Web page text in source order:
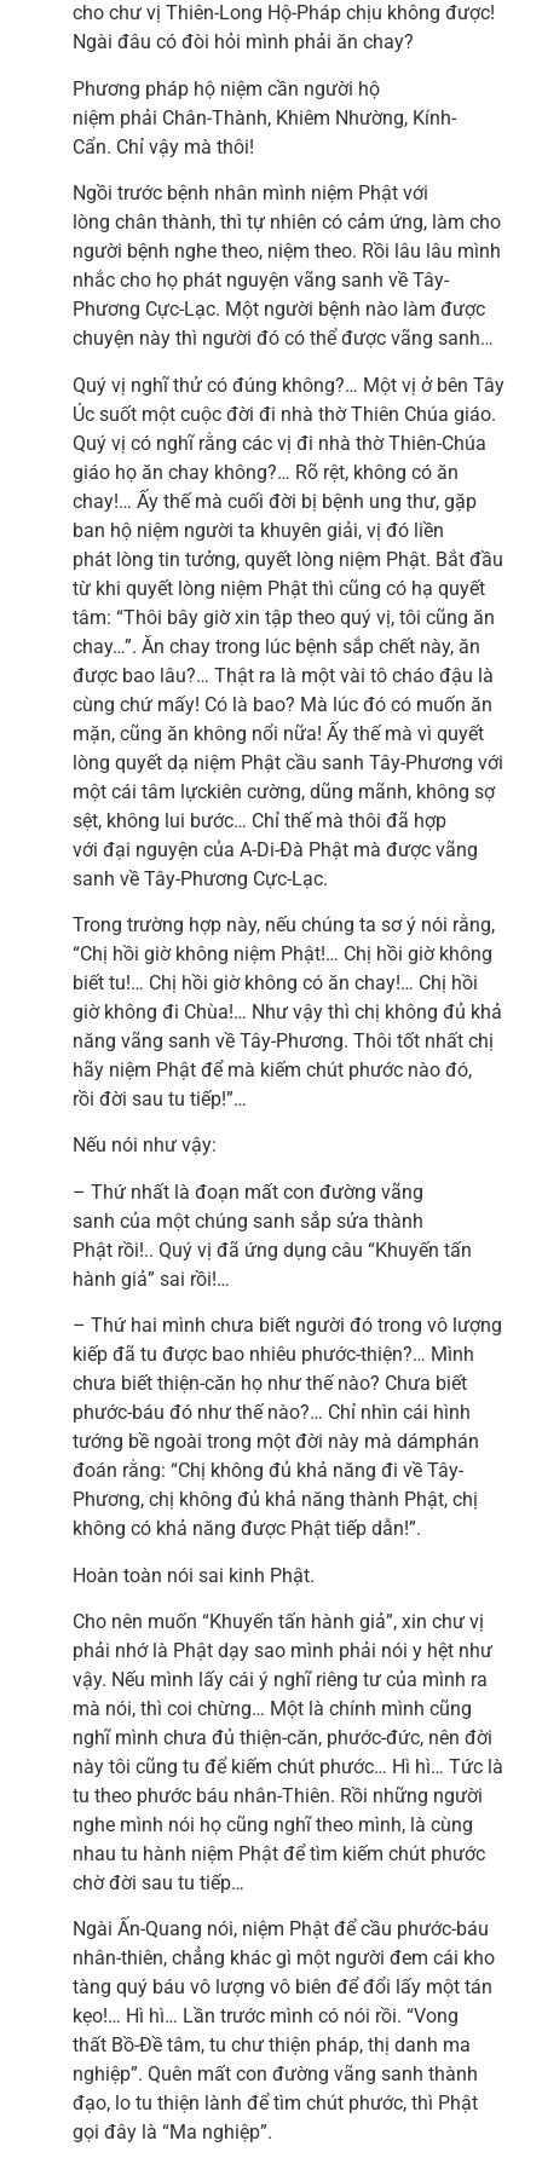
cho chư vị Thiên-Long Hộ-Pháp chịu không được!
Ngài đâu có đòi hỏi mình phải ăn chay?
Phương pháp hộ niệm cần người hộ
niệm phải Chân-Thành, Khiêm Nhường, Kính-
Cẩn. Chỉ vậy mà thôi!
Ngồi trước bệnh nhân mình niệm Phật với
lòng chân thành, thì tự nhiên có cảm ứng, làm cho
người bệnh nghe theo, niệm theo. Rồi lâu lâu mình
nhắc cho họ phát nguyện vãng sanh về Tây-
Phương Cực-Lạc. Một người bệnh nào làm được
chuyện này thì người đó có thể được vãng sanh…
Quý vị nghĩ thử có đúng không?… Một vị ở bên Tây
Úc suốt một cuộc đời đi nhà thờ Thiên Chúa giáo.
Quý vị có nghĩ rằng các vị đi nhà thờ Thiên-Chúa
giáo họ ăn chay không?… Rõ rệt, không có ăn
chay!… Ấy thế mà cuối đời bị bệnh ung thư, gặp
ban hộ niệm người ta khuyên giải, vị đó liền
phát lòng tin tưởng, quyết lòng niệm Phật. Bắt đầu
từ khi quyết lòng niệm Phật thì cũng có hạ quyết
tâm: “Thôi bây giờ xin tập theo quý vị, tôi cũng ăn
chay…”. Ăn chay trong lúc bệnh sắp chết này, ăn
được bao lâu?… Thật ra là một vài tô cháo đậu là
cùng chứ mấy! Có là bao? Mà lúc đó có muốn ăn
mặn, cũng ăn không nổi nữa! Ấy thế mà vì quyết
lòng quyết dạ niệm Phật cầu sanh Tây-Phương với
một cái tâm lựckiên cường, dũng mãnh, không sợ
sệt, không lui bước… Chỉ thế mà thôi đã hợp
với đại nguyện của A-Di-Đà Phật mà được vãng
sanh về Tây-Phương Cực-Lạc.
Trong trường hợp này, nếu chúng ta sơ ý nói rằng,
“Chị hồi giờ không niệm Phật!… Chị hồi giờ không
biết tu!… Chị hồi giờ không có ăn chay!… Chị hồi
giờ không đi Chùa!… Như vậy thì chị không đủ khả
năng vãng sanh về Tây-Phương. Thôi tốt nhất chị
hãy niệm Phật để mà kiếm chút phước nào đó,
rồi đời sau tu tiếp!”…
Nếu nói như vậy:
– Thứ nhất là đoạn mất con đường vãng
sanh của một chúng sanh sắp sửa thành
Phật rồi!.. Quý vị đã ứng dụng câu “Khuyến tấn
hành giả” sai rồi!…
– Thứ hai mình chưa biết người đó trong vô lượng
kiếp đã tu được bao nhiêu phước-thiện?… Mình
chưa biết thiện-căn họ như thế nào? Chưa biết
phước-báu đó như thế nào?… Chỉ nhìn cái hình
tướng bề ngoài trong một đời này mà dámphán
đoán rằng: “Chị không đủ khả năng đi về Tây-
Phương, chị không đủ khả năng thành Phật, chị
không có khả năng được Phật tiếp dẫn!”.
Hoàn toàn nói sai kinh Phật.
Cho nên muốn “Khuyến tấn hành giả”, xin chư vị
phải nhớ là Phật dạy sao mình phải nói y hệt như
vậy. Nếu mình lấy cái ý nghĩ riêng tư của mình ra
mà nói, thì coi chừng… Một là chính mình cũng
nghĩ mình chưa đủ thiện-căn, phước-đức, nên đời
này tôi cũng tu để kiếm chút phước… Hì hì… Tức là
tu theo phước báu nhân-Thiên. Rồi những người
nghe mình nói họ cũng nghĩ theo mình, là cùng
nhau tu hành niệm Phật để tìm kiếm chút phước
chờ đời sau tu tiếp…
Ngài Ấn-Quang nói, niệm Phật để cầu phước-báu
nhân-thiên, chẳng khác gì một người đem cái kho
tàng quý báu vô lượng vô biên để đổi lấy một tán
kẹo!… Hì hì… Lần trước mình có nói rồi. “Vong
thất Bồ-Đề tâm, tu chư thiện pháp, thị danh ma
nghiệp”. Quên mất con đường vãng sanh thành
đạo, lo tu thiện lành để tìm chút phước, thì Phật
gọi đây là “Ma nghiệp”.